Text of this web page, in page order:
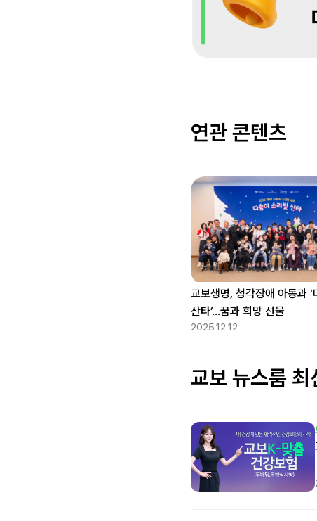
연관 콘텐츠
교보생명, 청각장애 아동과 ‘
산타’…꿈과 희망 선물
2025.12.12
교보 뉴스룸 최